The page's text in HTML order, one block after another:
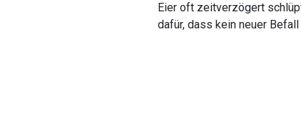
Eier oft zeitverzögert
dafür, dass kein neuer